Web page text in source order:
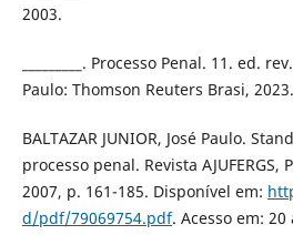
2003.
_________. Processo Penal. 11. ed.
Paulo: Thomson Reuters Brasi, 2023.
BALTAZAR JUNIOR, José Paulo.
processo penal. Revista AJUFERGS,
2007, p. 161-185. Disponível em:
d/pdf/79069754.pdf. Acesso em: 20